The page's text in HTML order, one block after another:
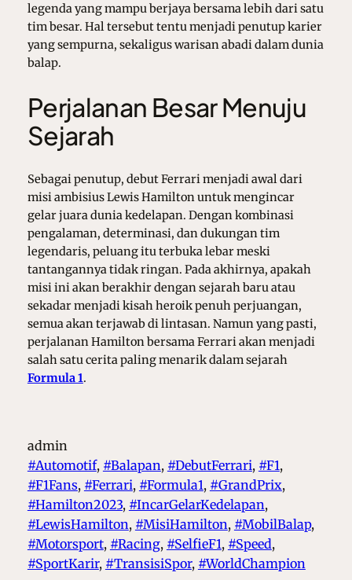
legenda yang mampu berjaya bersama lebih dari satu
tim besar. Hal tersebut tentu menjadi penutup karier
yang sempurna, sekaligus warisan abadi dalam dunia
balap.
Perjalanan Besar Menuju
Sejarah
Sebagai penutup, debut Ferrari menjadi awal dari
misi ambisius Lewis Hamilton untuk mengincar
gelar juara dunia kedelapan. Dengan kombinasi
pengalaman, determinasi, dan dukungan tim
legendaris, peluang itu terbuka lebar meski
tantangannya tidak ringan. Pada akhirnya, apakah
misi ini akan berakhir dengan sejarah baru atau
sekadar menjadi kisah heroik penuh perjuangan,
semua akan terjawab di lintasan. Namun yang pasti,
perjalanan Hamilton bersama Ferrari akan menjadi
salah satu cerita paling menarik dalam sejarah
Formula 1.
admin
#Automotif, #Balapan, #DebutFerrari, #F1 ,
#F1Fans, #Ferrari, #Formula1, #GrandPrix ,
#Hamilton2023, #IncarGelarKedelapan ,
#LewisHamilton, #MisiHamilton, #MobilBalap ,
#Motorsport, #Racing, #SelfieF1, #Speed ,
#SportKarir, #TransisiSpor, #WorldChampion